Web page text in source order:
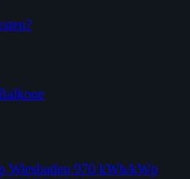
Wiesbaden 970 kWh/kWp